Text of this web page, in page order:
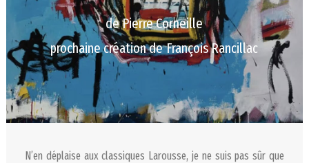
RECHERCHE
dePierreCorneille
prochainecréationdeFrançoisRancillac
N’en déplaise aux classiques Larousse, je ne suis pas sûr que